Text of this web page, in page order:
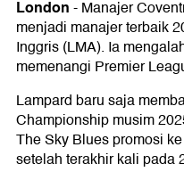
London-Manajer
menjadi manajer terbaik
Inggris (LMA). Ia
memenangi Premier
Lampard baru saja
Championship musim
The Sky Blues promosi
setelah terakhir kali pada